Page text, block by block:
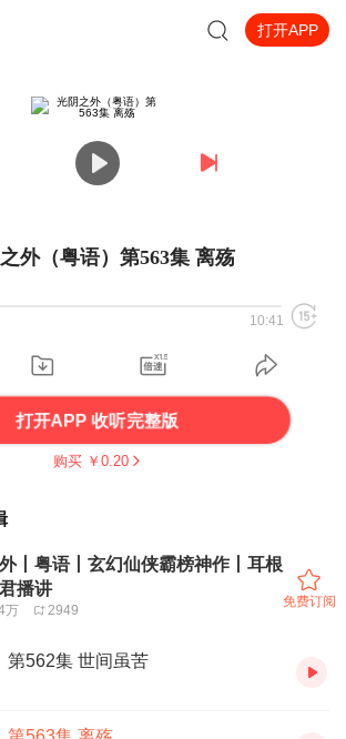
打开APP
外（粤语）第563集 离殇
10:41
打开APP 收听完整版
购买 ￥ 0.20
丨粤语丨玄幻仙侠霸榜神作丨耳根
播讲
万 2949
免费订阅
第562集 世间虽苦